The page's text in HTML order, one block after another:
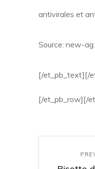
antivirales et
Source: new-
[/et_pb_text][/
[/et_pb_row][/